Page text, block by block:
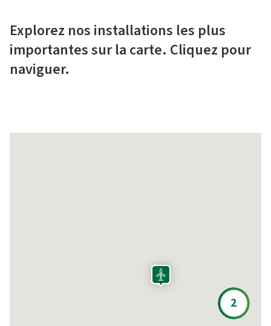
Explorez nos installations les plus
importantes sur la carte. Cliquez pour
naviguer.
2